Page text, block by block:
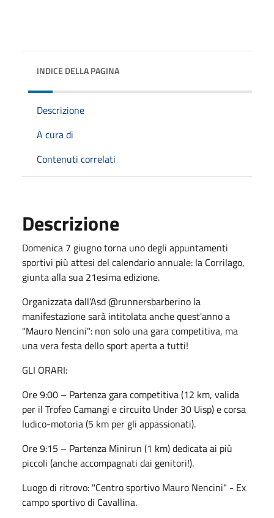
INDICE DELLA PAGINA
Descrizione
A cura di
Contenuti correlati
Descrizione
Domenica 7 giugno torna uno degli appuntamenti
sportivi più attesi del calendario annuale: la Corrilago,
giunta alla sua 21esima edizione.
Organizzata dall’Asd @runnersbarberino la
manifestazione sarà intitolata anche quest'anno a
"Mauro Nencini": non solo una gara competitiva, ma
una vera festa dello sport aperta a tutti!
GLI ORARI:
Ore 9:00 – Partenza gara competitiva (12 km, valida
per il Trofeo Camangi e circuito Under 30 Uisp) e corsa
ludico-motoria (5 km per gli appassionati).
Ore 9:15 – Partenza Minirun (1 km) dedicata ai più
piccoli (anche accompagnati dai genitori!).
Luogo di ritrovo: "Centro sportivo Mauro Nencini" - Ex
campo sportivo di Cavallina.